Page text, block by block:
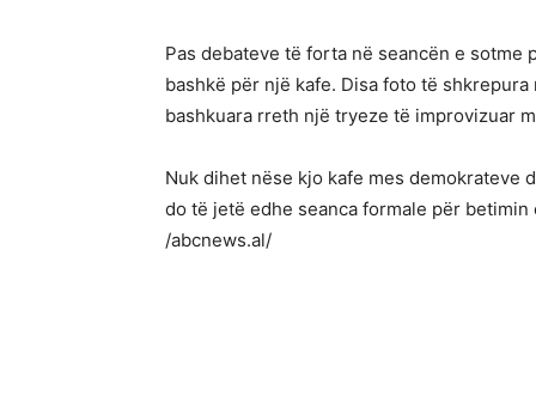
Pas debateve të forta në seancën e
bashkë për një kafe. Disa foto të
bashkuara rreth një tryeze të improvizuar
Nuk dihet nëse kjo kafe mes demokrateve
do të jetë edhe seanca formale për
/abcnews.al/